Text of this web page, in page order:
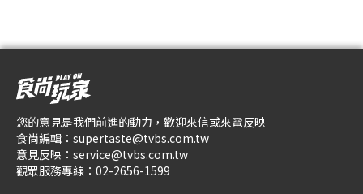
您的意見是我們前進的動力，歡迎來信或來電反映
食尚編輯： supertaste@tvbs.com.tw
意見反映： service@tvbs.com.tw
觀眾服務專線： 02-2656-1599